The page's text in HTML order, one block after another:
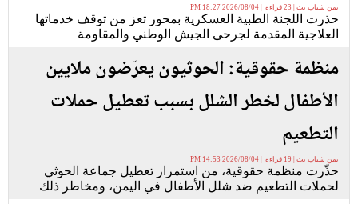
يمن شباب نت | 23 قراءة | 2026/08/04 18:27 PM
حذرت اللجنة الطبية العسكرية بمحور تعز من توقف خدماتها
العلاجية المقدمة لجرحى الجيش الوطني والمقاومة
منظمة حقوقية: الحوثيون يعرّضون ملايين
الأطفال لخطر الشلل بسبب تعطيل حملات
التطعيم
يمن شباب نت | 19 قراءة | 2026/08/04 14:53 PM
حذّرت منظمة حقوقية، من استمرار تعطيل جماعة الحوثي
لحملات التطعيم ضد شلل الأطفال في اليمن، ومخاطر ذلك